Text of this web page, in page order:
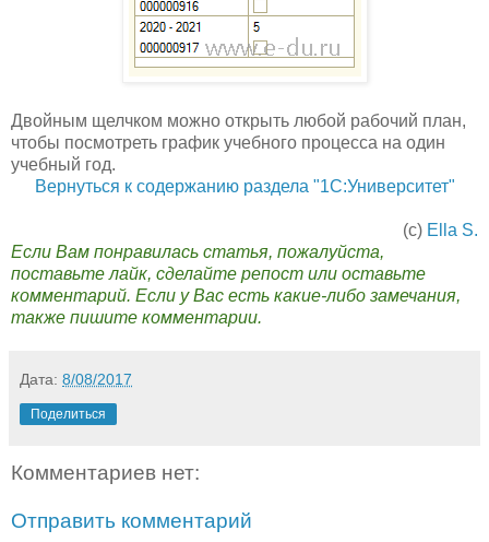
Двойным щелчком можно открыть любой рабочий план,
чтобы посмотреть график учебного процесса на один
учебный год.
Вернуться к содержанию раздела "1С:Университет"
(с) Ella S.
Если Вам понравилась статья, пожалуйста,
поставьте лайк, сделайте репост или оставьте
комментарий. Если у Вас есть какие-либо замечания,
также пишите комментарии.
Дата: 8/08/2017
Поделиться
Комментариев нет:
Отправить комментарий